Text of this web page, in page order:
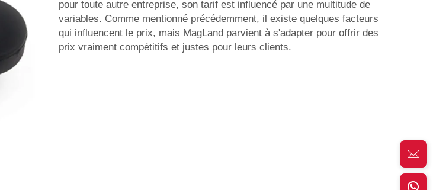
pour toute autre entreprise, son tarif est influencé par une multitude de
variables. Comme mentionné précédemment, il existe quelques facteurs
qui influencent le prix, mais MagLand parvient à s'adapter pour offrir des
prix vraiment compétitifs et justes pour leurs clients.